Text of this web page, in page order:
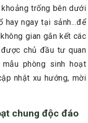
trống bên dưới
hay ngay tại sảnh...để
gian gắn kết các
chủ đầu tư quan
phòng sinh hoạt
nhật xu hướng, mời
chung độc đáo